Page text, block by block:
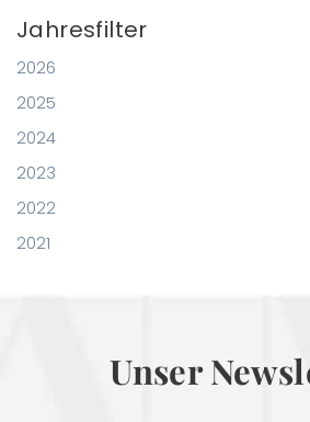
Jahresfilter
2026
2025
2024
2023
2022
2021
Unser